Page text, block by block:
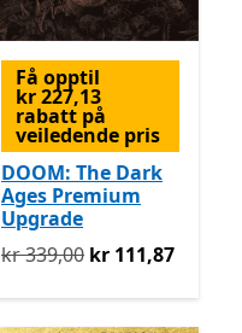
Tilbyr kjøp i appen
Få opptil
kr 227,13
rabatt på
veiledende pris
DOOM: The Dark
Ages Premium
Upgrade
Opprinnelig kr 339,00 nå
kr 339,00 kr 111,87